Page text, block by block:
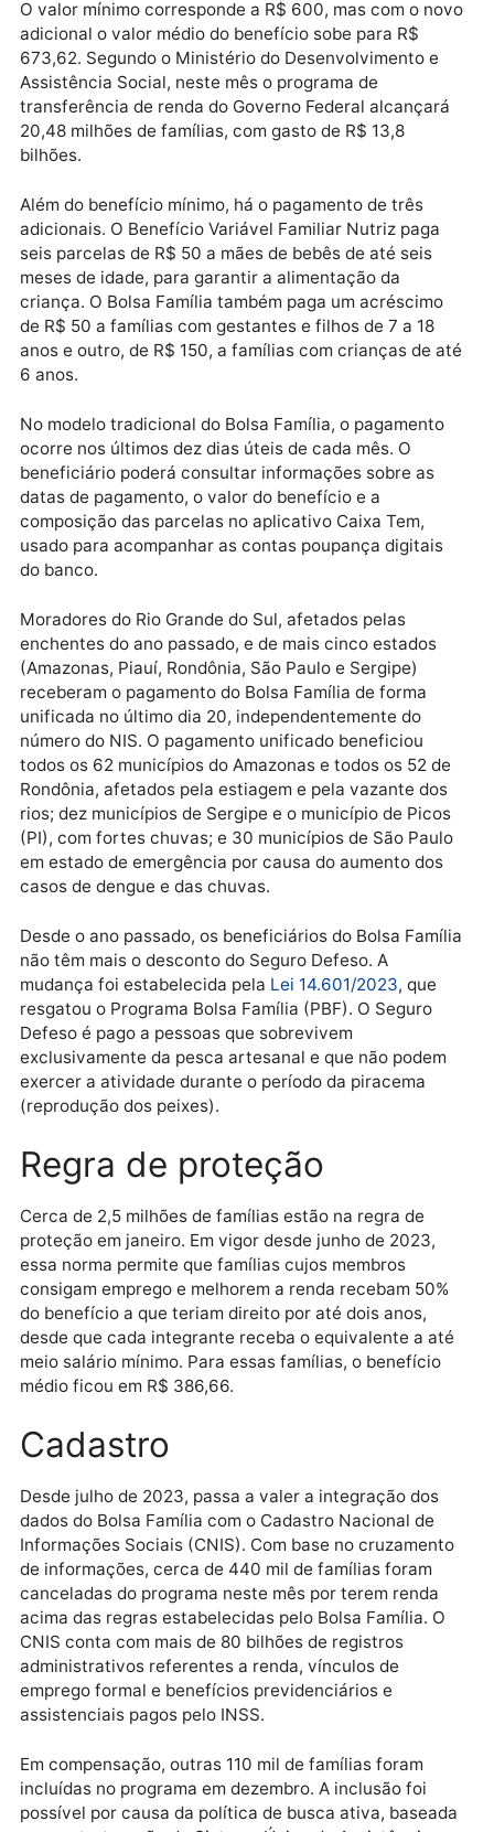
Publicidade
O valor mínimo corresponde a R$ 600, mas com o
adicional o valor médio do benefício sobe para R$
Assistência Social, neste mês o programa de
transferência de renda do Governo Federal
20,48 milhões de famílias, com gasto de R$ 13,8
bilhões.
Além do benefício mínimo, há o pagamento de três
adicionais. O Benefício Variável Familiar Nutriz paga
meses de idade, para garantir a alimentação da
criança. O Bolsa Família também paga um acréscimo
de R$ 50 a famílias com gestantes e filhos de 7 a 18
anos e outro, de R$ 150, a famílias com crianças de
6 anos.
ocorre nos últimos dez dias úteis de cada mês. O
beneficiário poderá consultar informações sobre as
datas de pagamento, o valor do benefício e a
composição das parcelas no aplicativo Caixa Tem,
usado para acompanhar as contas poupança digitais
do banco.
Moradores do Rio Grande do Sul, afetados pelas
enchentes do ano passado, e de mais cinco estados
(Amazonas, Piauí, Rondônia, São Paulo e Sergipe)
receberam o pagamento do Bolsa Família de forma
número do NIS. O pagamento unificado beneficiou
todos os 62 municípios do Amazonas e todos os 52
Rondônia, afetados pela estiagem e pela vazante
rios; dez municípios de Sergipe e o município de
(PI), com fortes chuvas; e 30 municípios de São
em estado de emergência por causa do aumento dos
casos de dengue e das chuvas.
Desde o ano passado, os beneficiários do Bolsa
não têm mais o desconto do Seguro Defeso. A
mudança foi estabelecida pelaLei 14.601/2023
resgatou o Programa Bolsa Família (PBF). O Seguro
Defeso é pago a pessoas que sobrevivem
exclusivamente da pesca artesanal e que não
exercer a atividade durante o período da piracema
(reprodução dos peixes).
Regra de proteção
proteção em janeiro. Em vigor desde junho de 2023,
essa norma permite que famílias cujos membros
consigam emprego e melhorem a renda recebam
do benefício a que teriam direito por até dois anos,
desde que cada integrante receba o equivalente a
meio salário mínimo. Para essas famílias, o benefício
médio ficou em R$ 386,66.
Cadastro
Desde julho de 2023, passa a valer a integração dos
dados do Bolsa Família com o Cadastro Nacional de